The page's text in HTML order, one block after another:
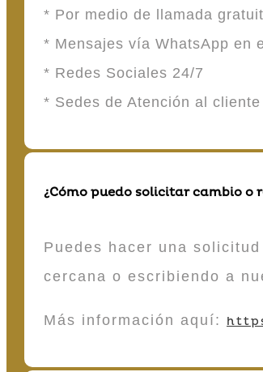
* Por medio de llamada
* Mensajes vía WhatsApp en
* Redes Sociales 24/7
* Sedes de Atención al
¿Cómo puedo solicitar cambio o
Puedes hacer una
cercana o escribiendo a
Más información aquí: